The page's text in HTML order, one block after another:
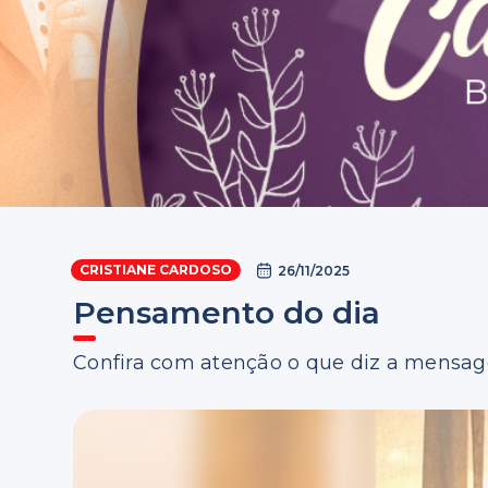
CRISTIANE CARDOSO 26/11/2025
Pensamento do dia
Confira com atenção o que diz a